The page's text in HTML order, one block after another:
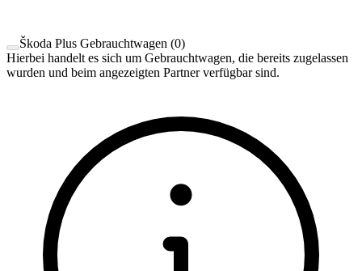
Škoda Plus Gebrauchtwagen (0)
Hierbei handelt es sich um Gebrauchtwagen, die bereits zugelassen
wurden und beim angezeigten Partner verfügbar sind.